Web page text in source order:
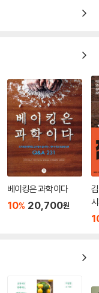
베이킹은 과학이다
10% 20,700원